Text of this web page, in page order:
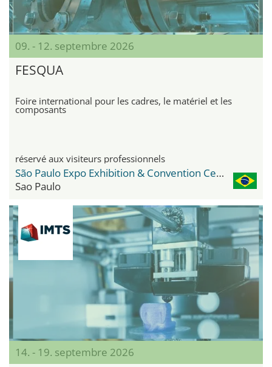
09. - 12. septembre 2026
FESQUA
Foire international pour les cadres, le matériel et les
composants
réservé aux visiteurs professionnels
São Paulo Expo Exhibition & Convention Center
Sao Paulo
14. - 19. septembre 2026